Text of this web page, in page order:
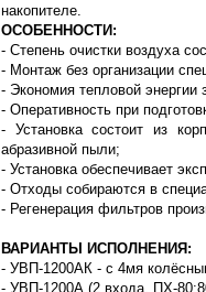
накопителе.
ОСОБЕННОСТИ:
- Степень очистки воздуха
- Монтаж без организации
- Экономия тепловой энергии
- Оперативность при
- Установка состоит из
абразивной пыли;
- Установка обеспечивает
- Отходы собираются в
- Регенерация фильтров
ВАРИАНТЫ ИСПОЛНЕНИЯ:
- УВП-1200АК - с 4мя
- УВП-1200А (2 входа, ПХ-